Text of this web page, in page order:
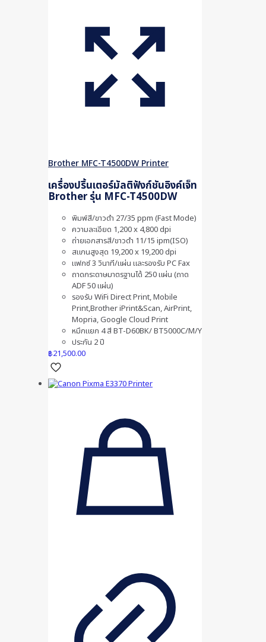
Brother MFC-T4500DW Printer
เครื่องปริ้นเตอร์มัลติฟังก์ชันอิงค์เจ็ท
Brother รุ่น MFC-T4500DW
พิมพ์สี/ขาวดำ 27/35 ppm (Fast Mode)
ความละเอียด 1,200 x 4,800 dpi
ถ่ายเอกสารสี/ขาวดำ 11/15 ipm(ISO)
สแกนสูงสุด 19,200 x 19,200 dpi
แฟกซ์ 3 วินาที/แผ่น และรองรับ PC Fax
ถาดกระดาษมาตรฐานได้ 250 แผ่น (ถาด
ADF 50 แผ่น)
รองรับ WiFi Direct Print, Mobile
Print,Brother iPrint&Scan, AirPrint,
Mopria, Google Cloud Print
หมึกแยก 4 สี BT-D60BK/ BT5000C/M/Y
ประกัน 2 ปี
฿21,500.00